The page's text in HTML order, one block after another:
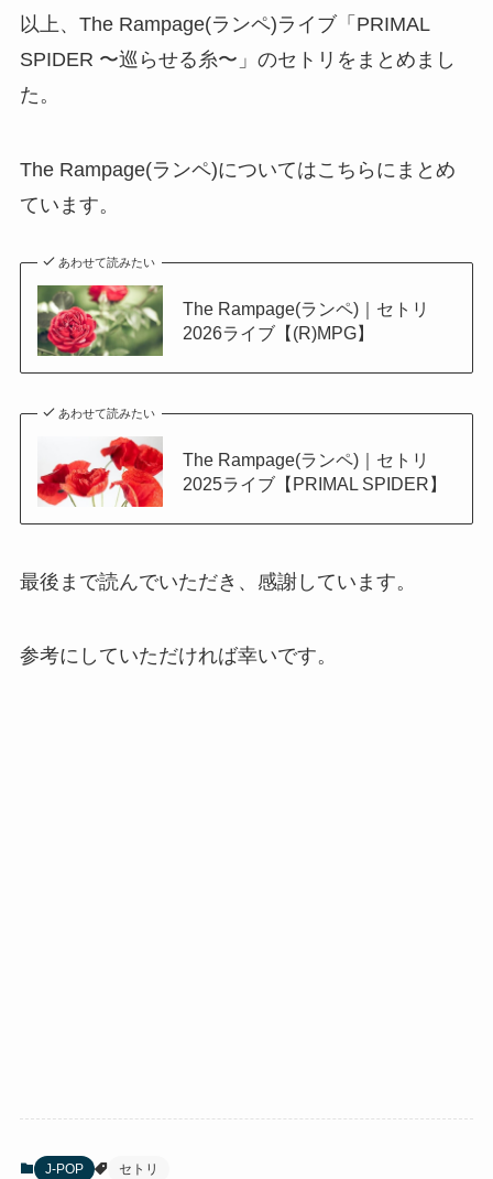
以上、The Rampage(ランペ)ライブ「PRIMAL
SPIDER 〜巡らせる糸〜」のセトリをまとめまし
た。
The Rampage(ランペ)についてはこちらにまとめ
ています。
あわせて読みたい
The Rampage(ランペ)｜セトリ
2026ライブ【(R)MPG】
あわせて読みたい
The Rampage(ランペ)｜セトリ
2025ライブ【PRIMAL SPIDER】
最後まで読んでいただき、感謝しています。
参考にしていただければ幸いです。
J-POP セトリ